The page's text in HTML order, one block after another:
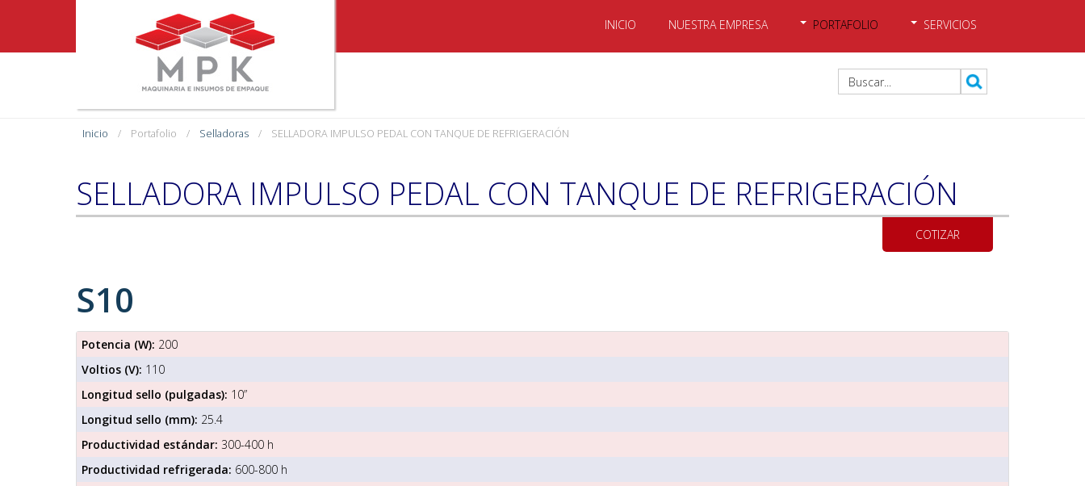
INICIO NUESTRA EMPRESA PORTAFOLIO SERVICIOS
Inicio Portafolio Selladoras SELLADORA IMPULSO PEDAL CON TANQUE DE REFRIGERACIÓN
SELLADORA IMPULSO PEDAL CON TANQUE DE REFRIGERACIÓN
COTIZAR
S10
Potencia (W): 200
Voltios (V): 110
Longitud sello (pulgadas): 10”
Longitud sello (mm): 25.4
Productividad estándar: 300-400 h
Productividad refrigerada: 600-800 h